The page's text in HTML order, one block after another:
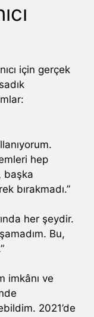
için gerçek
hep
başka
bırakmadı.”
her şeydir.
Bu,
imkânı ve
2021’de